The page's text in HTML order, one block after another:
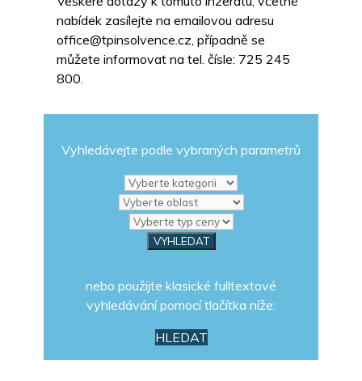
nabídek zasílejte na emailovou adresu
office@tpinsolvence.cz, případně se
můžete informovat na tel. čísle: 725 245
800.
Vyhledávejte podle vybraných parametrů
nebo použijte klasické fulltextové
vyhledávání pomocí tlačítka níže:
HLEDAT